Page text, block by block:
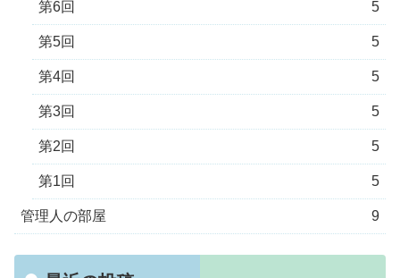
第6回 5
第5回 5
第4回 5
第3回 5
第2回 5
第1回 5
管理人の部屋 9